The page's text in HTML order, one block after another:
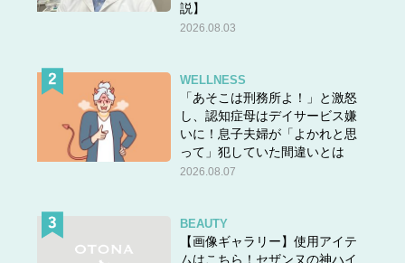
説】
2026.08.03
WELLNESS
「あそこは刑務所よ！」と激怒
し、認知症母はデイサービス嫌
いに！息子夫婦が「よかれと思
って」犯していた間違いとは
2026.08.07
BEAUTY
【画像ギャラリー】使用アイテ
ムはこちら！セザンヌの神ハイ